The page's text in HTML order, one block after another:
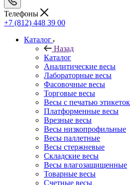
Телефоны
+7 (812) 448 39 00
Каталог
Назад
Каталог
Аналитические весы
Лабораторные весы
Фасовочные весы
Торговые весы
Весы с печатью этикеток
Платформенные весы
Врезные весы
Весы низкопрофильные
Весы паллетные
Весы стержневые
Складские весы
Весы влагозащищенные
Товарные весы
Счетные весы